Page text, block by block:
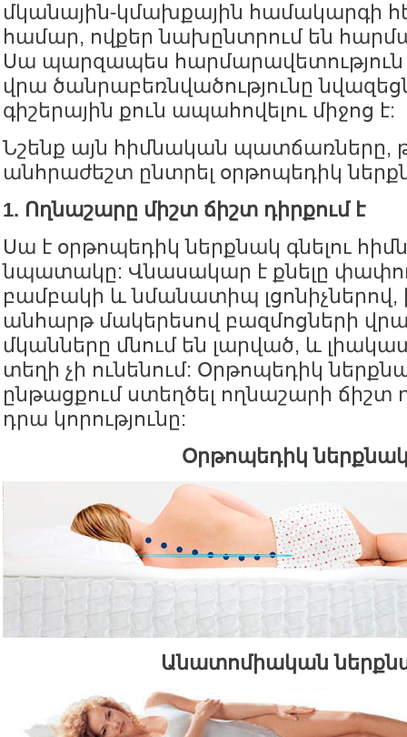
մկանային-կմախքային համակարգի
համար, ովքեր նախընտրում են
Սա պարզապես հարմարավետություն
վրա ծանրաբեռնվածությունը
գիշերային քուն ապահովելու միջոց է:
Նշենք այն հիմնական պատճառները,
անհրաժեշտ ընտրել օրթոպեդիկ
1. Ողնաշարը միշտ ճիշտ դիրքում է
Սա է օրթոպեդիկ ներքնակ գնելու
նպատակը: Վնասակար է քնելը
բամբակի և նմանատիպ լցոնիչներով,
անհարթ մակերեսով բազմոցների
մկանները մնում են լարված, և
տեղի չի ունենում: Օրթոպեդիկ
ընթացքում ստեղծել ողնաշարի ճիշտ
դրա կորությունը:
Օրթոպեդիկ
Անատոմիական